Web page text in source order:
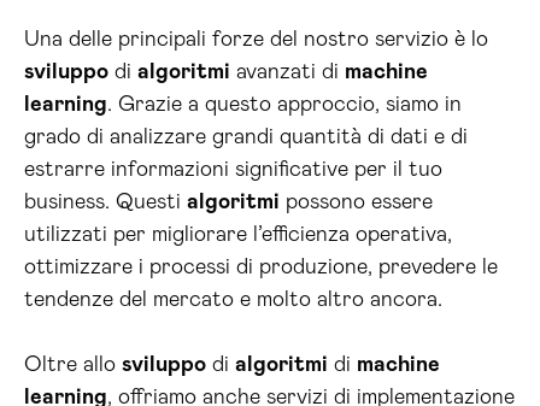
Una delle principali forze del nostro servizio è lo
sviluppo di algoritmi avanzati di machine
learning. Grazie a questo approccio, siamo in
grado di analizzare grandi quantità di dati e di
estrarre informazioni significative per il tuo
business. Questi algoritmi possono essere
utilizzati per migliorare l’efficienza operativa,
ottimizzare i processi di produzione, prevedere le
tendenze del mercato e molto altro ancora.
Oltre allo sviluppo di algoritmi di machine
learning, offriamo anche servizi di implementazione